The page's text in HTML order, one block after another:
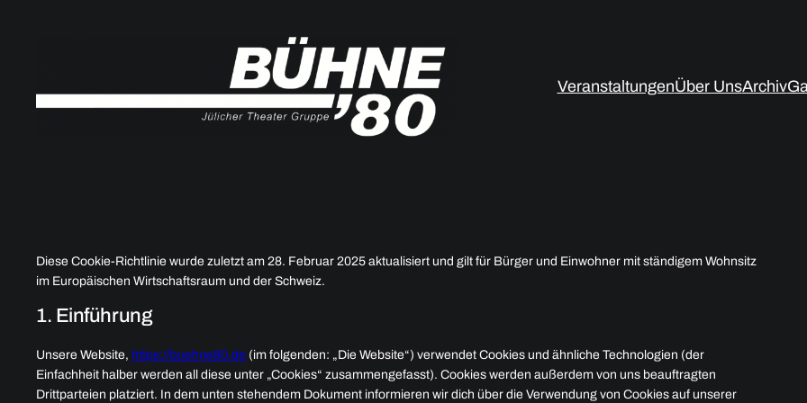
VeranstaltungenÜber UnsArchiv
Diese Cookie-Richtlinie wurde zuletzt am 28. Februar 2025 aktualisiert und gilt für Bürger und Einwohner mit ständigem Wohnsitz
im Europäischen Wirtschaftsraum und der Schweiz.
1. Einführung
Unsere Website, https://buehne80.de (im folgenden: „Die Website“) verwendet Cookies und ähnliche Technologien (der
Einfachheit halber werden all diese unter „Cookies“ zusammengefasst). Cookies werden außerdem von uns beauftragten
Drittparteien platziert. In dem unten stehendem Dokument informieren wir dich über die Verwendung von Cookies auf unserer